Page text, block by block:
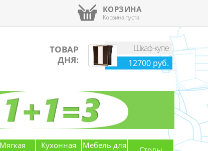
КОРЗИНА
Корзина пуста
ТОВАР
ДНЯ:
Шкаф-купе
12700 руб.
Мягкая
Кухонная
Мебель для